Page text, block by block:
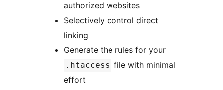
authorized websites
Selectively control direct
linking
Generate the rules for your
.htaccess file with minimal
effort